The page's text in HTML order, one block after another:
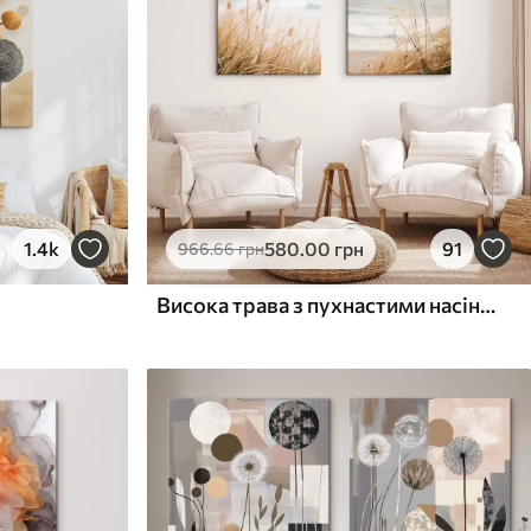
1.4k 966.66грн580.00 грн 91
Висока трава з пухнастими насінням, піщаний пляж і океанські хвилі на задньому плані, м'яка і приглушена кольорова гама